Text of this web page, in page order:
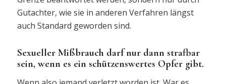
Gutachter, wie sie in anderen Verfahren längst
auch Standard geworden sind.
Sexueller Mißbrauch darf nur dann strafbar
sein, wenn es ein schützenswertes Opfer gibt.